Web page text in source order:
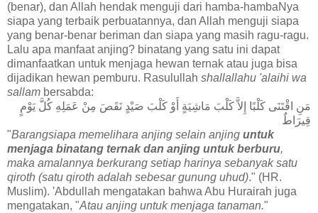
(benar), dan Allah hendak menguji dari hamba-hambaNya
siapa yang terbaik perbuatannya, dan Allah menguji siapa
yang benar-benar beriman dan siapa yang masih ragu-ragu.
Lalu apa manfaat anjing? binatang yang satu ini dapat
dimanfaatkan untuk menjaga hewan ternak atau juga bisa
dijadikan hewan pemburu. Rasulullah shallallahu 'alaihi wa
sallam bersabda:
مَنِ اقْتَنَى كَلْبًا إِلاَّ كَلْبَ مَاشِيَةٍ أَوْ كَلْبَ صَيْدٍ نَقَصَ مِنْ عَمَلِهِ كُلَّ يَوْمٍ
قِيرَاطٌ
"Barangsiapa memelihara anjing selain anjing untuk
menjaga binatang ternak dan anjing untuk berburu,
maka amalannya berkurang setiap harinya sebanyak satu
qiroth (satu qiroth adalah sebesar gunung uhud)." (HR.
Muslim). 'Abdullah mengatakan bahwa Abu Hurairah juga
mengatakan, "Atau anjing untuk menjaga tanaman."